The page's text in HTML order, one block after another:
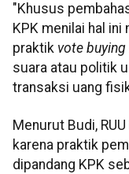
"Khusus
KPK menilai hal
praktik vote buying
suara atau politik
transaksi uang
Menurut Budi,
karena praktik
dipandang KPK